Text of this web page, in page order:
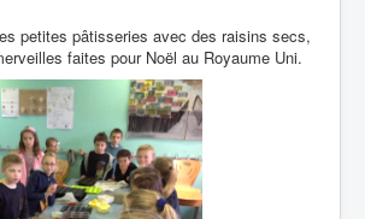
petites pâtisseries avec des raisins secs,
faites pour Noël au Royaume Uni.